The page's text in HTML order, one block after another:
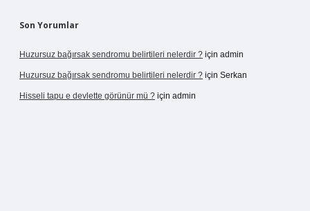
Son Yorumlar
Huzursuz bağırsak sendromu belirtileri nelerdir ? için admin
Huzursuz bağırsak sendromu belirtileri nelerdir ? için Serkan
Hisseli tapu e devlette görünür mü ? için admin